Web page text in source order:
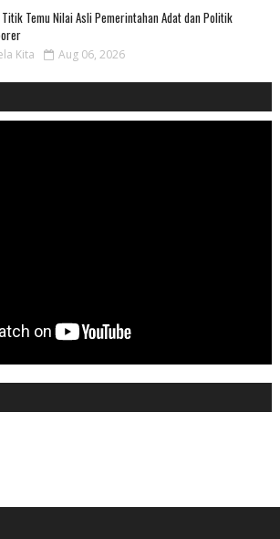
Temu Nilai Asli Pemerintahan Adat dan Politik
Kita Aug 06, 2026